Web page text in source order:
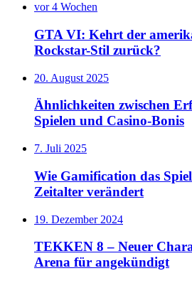
vor 4 Wochen
GTA VI: Kehrt der
Rockstar-Stil zurück?
20. August 2025
Ähnlichkeiten zwischen
Spielen und Casino‑Bonis
7. Juli 2025
Wie Gamification das
Zeitalter verändert
19. Dezember 2024
TEKKEN 8 – Neuer
Arena für angekündigt